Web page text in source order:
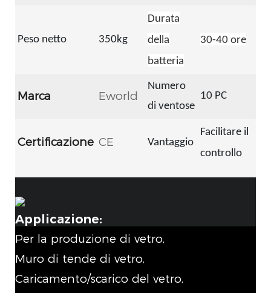
Peso netto 350kg
Durata
della
batteria
30-40 ore
Marca Eworld
Numero
di ventose
10 PC
Certificazione CE Vantaggio
Facilitare il
controllo
Applicazione:
Per la produzione di vetro,
Muro di tende di vetro,
Caricamento/scarico del vetro,